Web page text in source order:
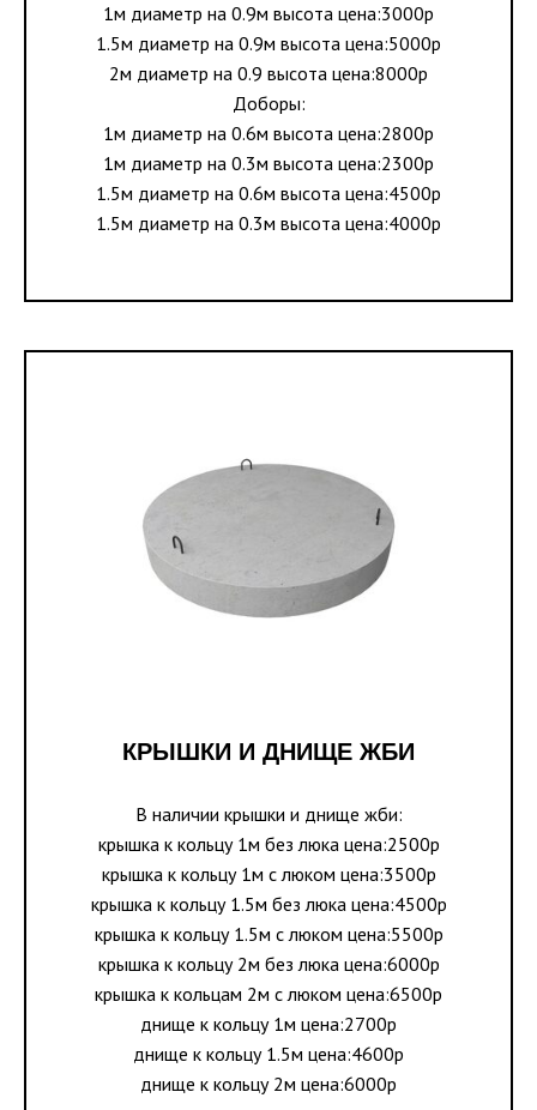
1м диаметр на 0.9м высота цена:3000р
1.5м диаметр на 0.9м высота цена:5000р
2м диаметр на 0.9 высота цена:8000р
Доборы:
1м диаметр на 0.6м высота цена:2800р
1м диаметр на 0.3м высота цена:2300р
1.5м диаметр на 0.6м высота цена:4500р
1.5м диаметр на 0.3м высота цена:4000р
КРЫШКИ И ДНИЩЕ ЖБИ
В наличии крышки и днище жби:
крышка к кольцу 1м без люка цена:2500р
крышка к кольцу 1м с люком цена:3500р
крышка к кольцу 1.5м без люка цена:4500р
крышка к кольцу 1.5м с люком цена:5500р
крышка к кольцу 2м без люка цена:6000р
крышка к кольцам 2м с люком цена:6500р
днище к кольцу 1м цена:2700р
днище к кольцу 1.5м цена:4600р
днище к кольцу 2м цена:6000р